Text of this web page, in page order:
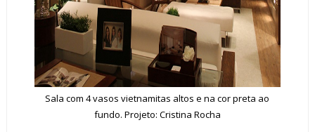
Sala com 4 vasos vietnamitas altos e na cor preta ao
fundo. Projeto: Cristina Rocha